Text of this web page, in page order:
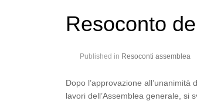
Resoconto
Published in Resoconti assemblea
Dopo l’approvazione
lavori dell’Assemblea generale, si